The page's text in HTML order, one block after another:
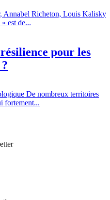
Annabel Richeton, Louis Kalisky
est de...
pour les
De nombreux territoires
fortement...